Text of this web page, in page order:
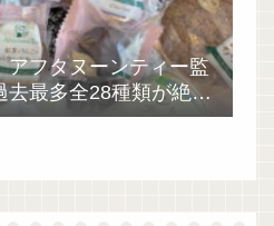
アフタヌーンティー監
最多全28種類が絶品